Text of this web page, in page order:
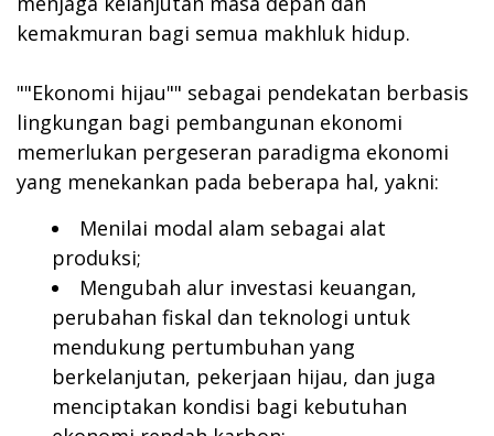
kemakmuran bagi semua makhluk hidup.
""Ekonomi hijau"" sebagai pendekatan berbasis
lingkungan bagi pembangunan ekonomi
memerlukan pergeseran paradigma ekonomi
yang menekankan pada beberapa hal, yakni:
Menilai modal alam sebagai alat
produksi;
Mengubah alur investasi keuangan,
perubahan fiskal dan teknologi untuk
mendukung pertumbuhan yang
berkelanjutan, pekerjaan hijau, dan juga
menciptakan kondisi bagi kebutuhan